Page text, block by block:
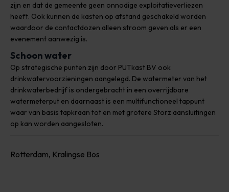
zijn en dat de gemeente geen onnodige exploitatieverliezen
heeft. Ook kunnen de kasten op afstand geschakeld worden
waardoor de contactdozen alleen stroom geven als er een
evenement aanwezig is.
Schoon water
Op strategische punten zijn door PUTkast BV ook
drinkwatervoorzieningen aangelegd. De watermeter van het
drinkwaterbedrijf is ondergebracht in een overrijdbare
watermeterput en daarnaast is een multifunctioneel tappunt
waar van basis tapkraan tot en met grotere Storz aansluitingen
op kan worden aangesloten.
Rotterdam, Kralingse Bos